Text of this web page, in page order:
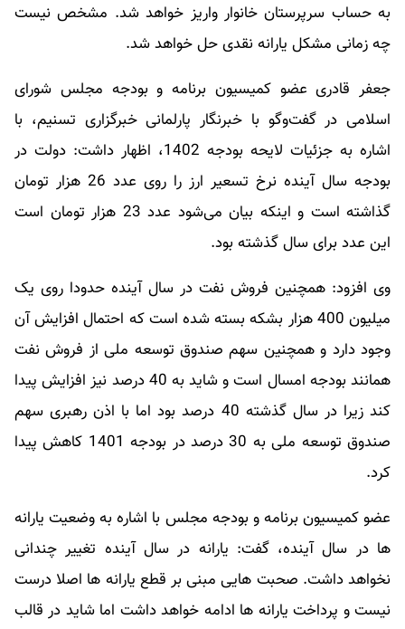
به حساب سرپرستان خانوار واریز خواهد شد. مشخص نیست
چه زمانی مشکل یارانه نقدیحل خواهد شد.
جعفر قادری عضو کمیسیون برنامه و بودجه مجلس شورای
اسلامی در گفت‌وگو با خبرنگار پارلمانی خبرگزاری تسنیم، با
اشاره به جزئیات لایحه بودجه 1402، اظهار داشت: دولت در
بودجه سال آینده نرخ تسعیر ارز را روی عدد 26 هزار تومان
گذاشته است و اینکه بیان می‌شود عدد 23 هزار تومان است
این عدد برای سال گذشته بود.
وی افزود: همچنین فروش نفت در سال آینده حدودا روی یک
میلیون 400 هزار بشکه بسته شده است که احتمال افزایش آن
وجود دارد و همچنین سهم صندوق توسعه ملی از فروش نفت
همانند بودجه امسال است و شاید به 40 درصد نیز افزایش پیدا
کند زیرا در سال گذشته 40 درصد بود اما با اذن رهبری سهم
صندوق توسعه ملی به 30 درصد در بودجه 1401 کاهش پیدا
کرد.
عضو کمیسیون برنامه و بودجه مجلس با اشاره به وضعیت یارانه
ها در سال آینده، گفت: یارانه در سال آینده تغییر چندانی
نخواهد داشت. صحبت هایی مبنی بر قطع یارانه ها اصلا درست
نیست و پرداخت یارانه ها ادامه خواهد داشت اما شاید در قالب